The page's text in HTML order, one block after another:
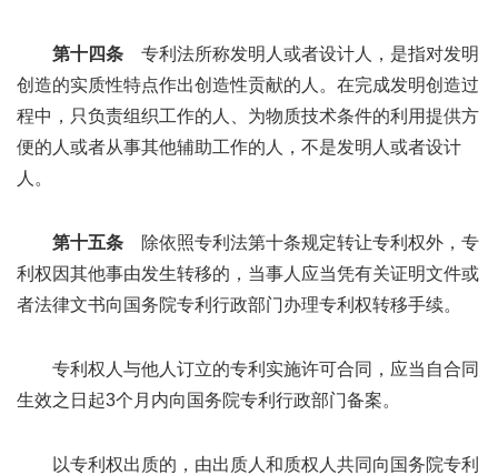
第十四条 专利法所称发明人或者设计人，是指对发明
创造的实质性特点作出创造性贡献的人。在完成发明创造过
程中，只负责组织工作的人、为物质技术条件的利用提供方
便的人或者从事其他辅助工作的人，不是发明人或者设计
人。
第十五条 除依照专利法第十条规定转让专利权外，专
利权因其他事由发生转移的，当事人应当凭有关证明文件或
者法律文书向国务院专利行政部门办理专利权转移手续。
专利权人与他人订立的专利实施许可合同，应当自合同
生效之日起3个月内向国务院专利行政部门备案。
以专利权出质的，由出质人和质权人共同向国务院专利